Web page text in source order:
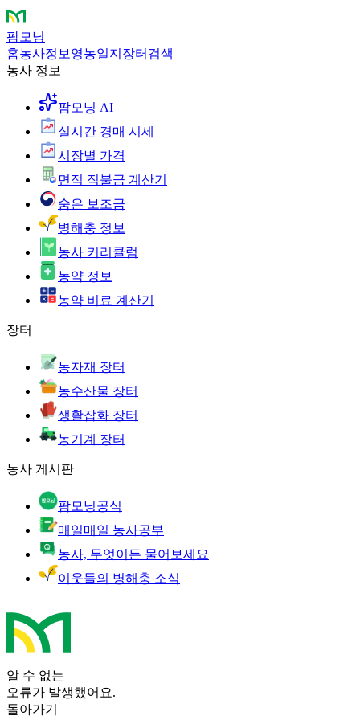
팜모닝
홈농사정보 영농일지 장터 검색
농사 정보
팜모닝 AI
실시간 경매 시세
시장별 가격
면적 직불금 계산기
숨은 보조금
병해충 정보
농사 커리큘럼
농약 정보
농약 비료 계산기
장터
농자재 장터
농수산물 장터
생활잡화 장터
농기계 장터
농사 게시판
팜모닝공식
매일매일 농사공부
농사, 무엇이든 물어보세요
이웃들의 병해충 소식
알 수 없는
오류가 발생했어요.
돌아가기